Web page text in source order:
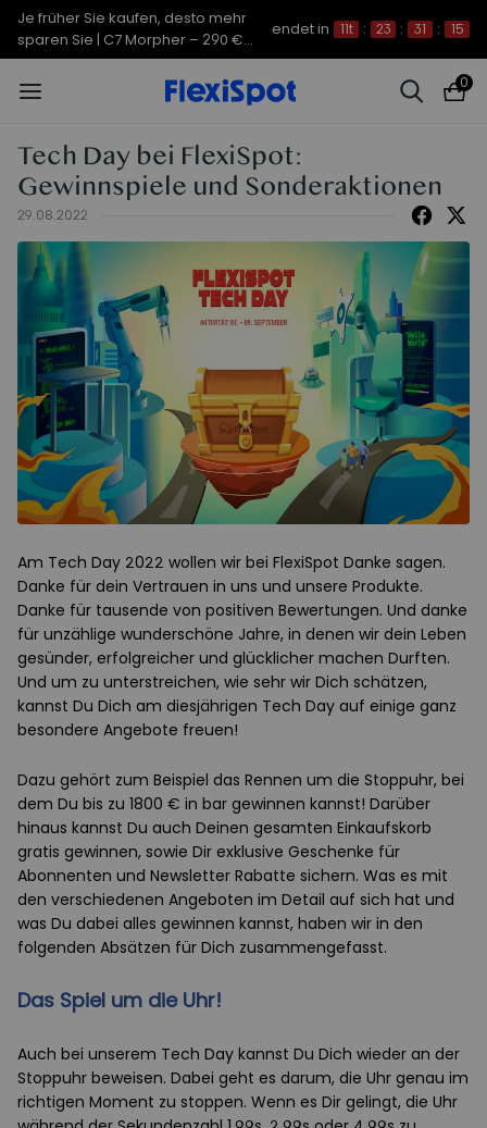
Je früher Sie kaufen, desto mehr
sparen Sie | C7 Morpher – 290 €
Rabatt
endet in 11t : 23 : 31 : 14
0
Tech Day bei FlexiSpot:
Gewinnspiele und Sonderaktionen
29.08.2022
Am Tech Day 2022 wollen wir bei FlexiSpot Danke sagen.
Danke für dein Vertrauen in uns und unsere Produkte.
Danke für tausende von positiven Bewertungen. Und danke
für unzählige wunderschöne Jahre, in denen wir dein Leben
gesünder, erfolgreicher und glücklicher machen Durften.
Und um zu unterstreichen, wie sehr wir Dich schätzen,
kannst Du Dich am diesjährigen Tech Day auf einige ganz
besondere Angebote freuen!
Dazu gehört zum Beispiel das Rennen um die Stoppuhr, bei
dem Du bis zu 1800 € in bar gewinnen kannst! Darüber
hinaus kannst Du auch Deinen gesamten Einkaufskorb
gratis gewinnen, sowie Dir exklusive Geschenke für
Abonnenten und Newsletter Rabatte sichern. Was es mit
den verschiedenen Angeboten im Detail auf sich hat und
was Du dabei alles gewinnen kannst, haben wir in den
folgenden Absätzen für Dich zusammengefasst.
Das Spiel um die Uhr!
Auch bei unserem Tech Day kannst Du Dich wieder an der
Stoppuhr beweisen. Dabei geht es darum, die Uhr genau im
richtigen Moment zu stoppen. Wenn es Dir gelingt, die Uhr